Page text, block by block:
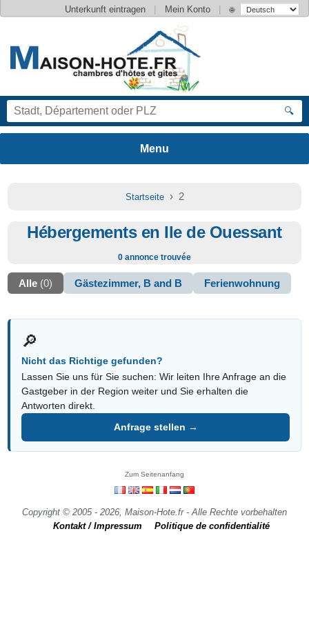
Unterkunft eintragen | Mein Konto | 🌐
🔍
Startseite› 2
Hébergements en Ile de Ouessant
0 annonce trouvée
Alle (0) Gästezimmer, B and B Ferienwohnung
🔎
Nicht das Richtige gefunden?
Lassen Sie uns für Sie suchen: Wir leiten Ihre Anfrage an die
Gastgeber in der Region weiter und Sie erhalten die
Antworten direkt.
Anfrage stellen →
Zum Seitenanfang
Copyright © 2005 - 2026, Maison-Hote.fr - Alle Rechte vorbehalten
Kontakt / Impressum
Politique de confidentialité